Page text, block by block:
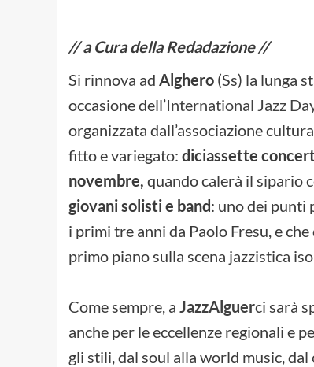
// a Cura della Redadazione //
Si rinnova ad Alghero (Ss) la lunga
occasione dell’International Jazz
organizzata dall’associazione
fitto e variegato: diciassette
novembre, quando calerà il sipario
giovani solisti e band: uno dei punti
i primi tre anni da Paolo Fresu, e
primo piano sulla scena jazzistica
Come sempre, a JazzAlguerci sarà
anche per le eccellenze regionali e
gli stili, dal soul alla world music,